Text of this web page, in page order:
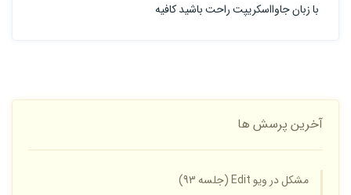
با زبان جاوااسکریپت راحت باشید کافیه
آخرین پرسش ها
مشکل در ویو Edit (جلسه 93)